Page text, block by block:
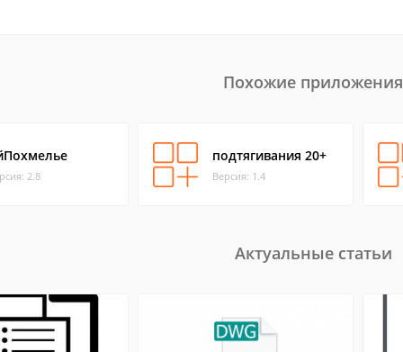
Похожие приложения
2.8
подтягивания 20+
Версия: 1.4
Актуальные статьи